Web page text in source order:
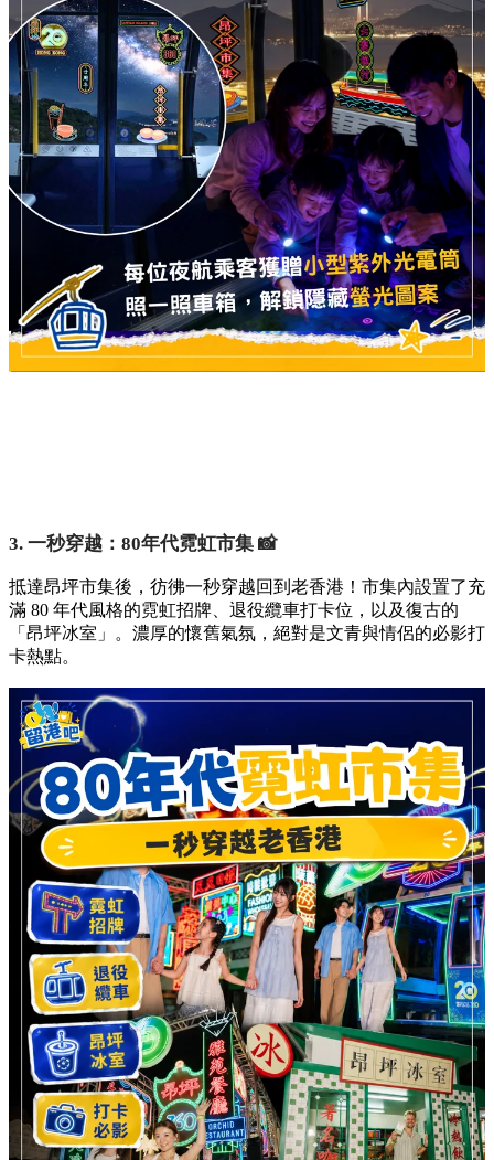
3. 一秒穿越：80年代霓虹市集 📸
抵達昂坪市集後，彷彿一秒穿越回到老香港！市集內設置了充
滿 80 年代風格的霓虹招牌、退役纜車打卡位，以及復古的
「昂坪冰室」。濃厚的懷舊氣氛，絕對是文青與情侶的必影打
卡熱點。